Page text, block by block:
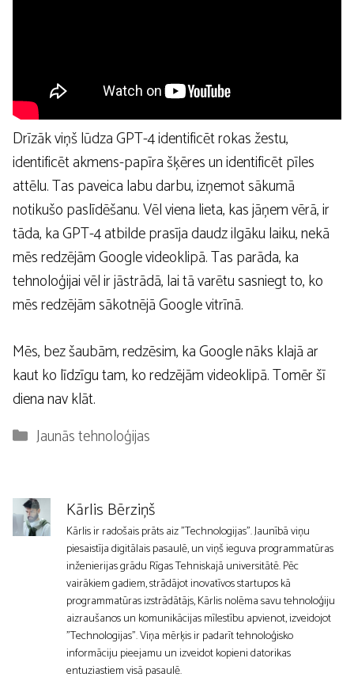
Drīzāk viņš lūdza GPT-4 identificēt rokas žestu,
identificēt akmens-papīra šķēres un identificēt pīles
attēlu. Tas paveica labu darbu, izņemot sākumā
notikušo paslīdēšanu. Vēl viena lieta, kas jāņem vērā, ir
tāda, ka GPT-4 atbilde prasīja daudz ilgāku laiku, nekā
mēs redzējām Google videoklipā. Tas parāda, ka
tehnoloģijai vēl ir jāstrādā, lai tā varētu sasniegt to, ko
mēs redzējām sākotnējā Google vitrīnā.
Mēs, bez šaubām, redzēsim, ka Google nāks klajā ar
kaut ko līdzīgu tam, ko redzējām videoklipā. Tomēr šī
diena nav klāt.
Kategorijas
Jaunās tehnoloģijas
Kārlis Bērziņš
Kārlis ir radošais prāts aiz "Technologijas". Jaunībā viņu
piesaistīja digitālais pasaulē, un viņš ieguva programmatūras
inženierijas grādu Rīgas Tehniskajā universitātē. Pēc
vairākiem gadiem, strādājot inovatīvos startupos kā
programmatūras izstrādātājs, Kārlis nolēma savu tehnoloģiju
aizraušanos un komunikācijas mīlestību apvienot, izveidojot
"Technologijas". Viņa mērķis ir padarīt tehnoloģisko
informāciju pieejamu un izveidot kopieni datorikas
entuziastiem visā pasaulē.